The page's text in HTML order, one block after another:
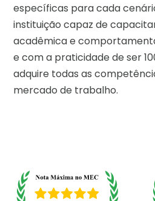
específicas para cada
instituição capaz de
acadêmica e
e com a praticidade de ser
adquire todas as
mercado de trabalho.